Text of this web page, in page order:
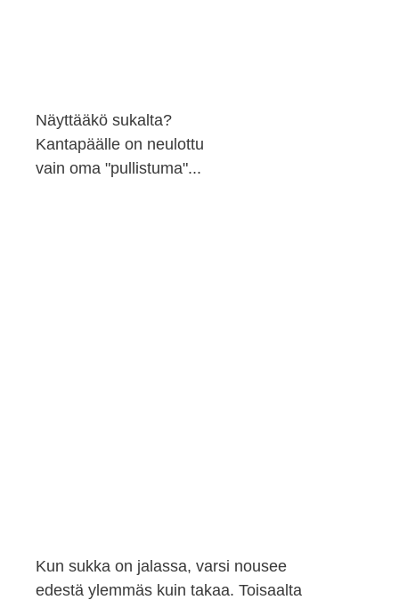
Näyttääkö sukalta?
Kantapäälle on neulottu
vain oma "pullistuma"...
Kun sukka on jalassa, varsi nousee
edestä ylemmäs kuin takaa. Toisaalta